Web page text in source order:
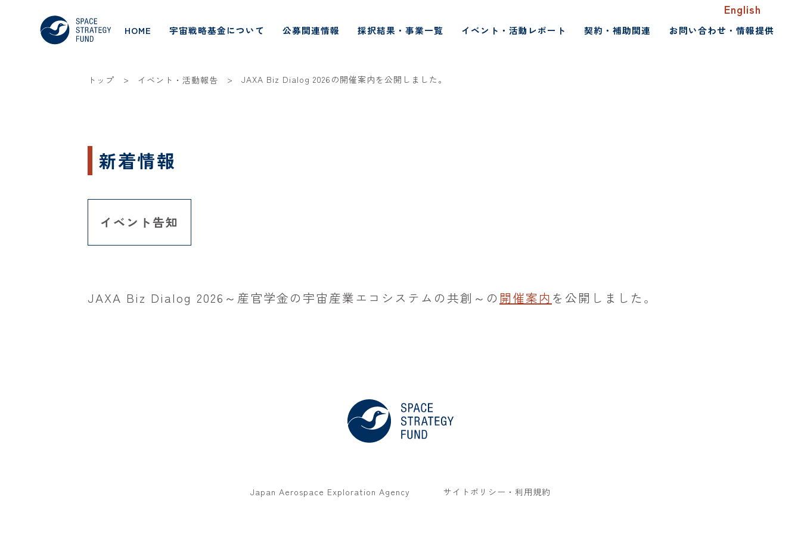
English
HOME 宇宙戦略基金について 公募関連情報 採択結果・事業一覧 イベント・活動レポート 契約・補助関連 お問い合わせ・情報提供
トップ > イベント・活動報告 > JAXA Biz Dialog 2026の開催案内を公開しました。
新着情報
イベント告知
JAXA Biz Dialog 2026～産官学金の宇宙産業エコシステムの共創～の 開催案内 を公開しました。
Japan Aerospace Exploration Agency サイトポリシー・利用規約